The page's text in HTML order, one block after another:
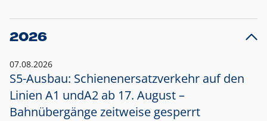
2026
07.08.2026
S5-Ausbau: Schienenersatzverkehr auf den
Linien A1 undA2 ab 17. August –
Bahnübergänge zeitweise gesperrt